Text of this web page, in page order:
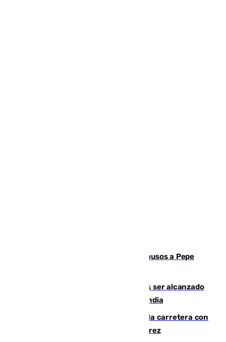
Granada despide con lágrimas y aplausos a Pepe
Un futbolista de 24 años muere tras ser alcanzado
por un rayo durante un partido en Tailandia
Muere un conductor tras salirse de la carretera con
su turismo en la A-480 a la altura de Jerez